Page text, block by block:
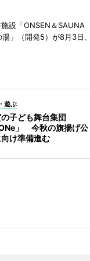
設「ONSEN＆SAUNA
」（開発5）が8月3日、
遊ぶ
子ども舞台集団
」 今秋の旗揚げ公
け準備進む